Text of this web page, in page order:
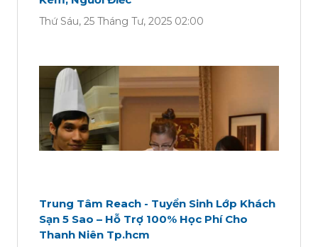
Thứ Sáu, 25 Tháng Tư, 2025 02:00
Trung Tâm Reach - Tuyển Sinh Lớp Khách
Sạn 5 Sao – Hỗ Trợ 100% Học Phí Cho
Thanh Niên Tp.hcm